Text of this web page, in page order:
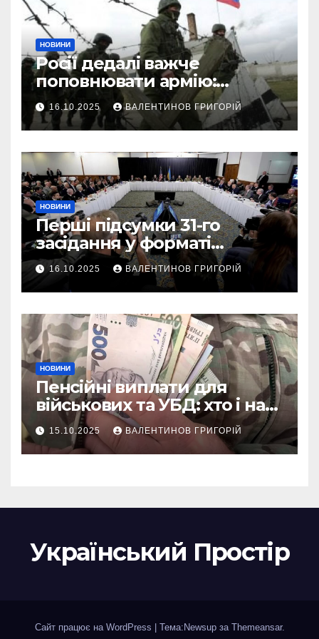
НОВИНИ
Росії дедалі важче
поповнювати армію:
військовий пояснив
приховані причини
16.10.2025 ВАЛЕНТИНОВ ГРИГОРІЙ
НОВИНИ
Перші підсумки 31-го
засідання у форматі
“Рамштайн”: що
домовилися союзники
України
16.10.2025 ВАЛЕНТИНОВ ГРИГОРІЙ
НОВИНИ
Пенсійні виплати для
військових та УБД: хто і на
що може розраховувати
15.10.2025 ВАЛЕНТИНОВ ГРИГОРІЙ
Український Простір
Сайт працює на WordPress | Тема:Newsup за Themeansar.